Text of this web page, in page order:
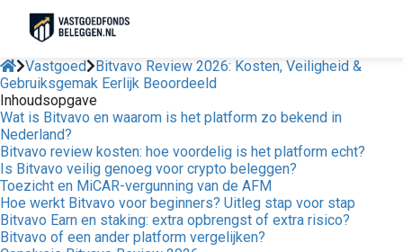
Vastgoed
Bitvavo Review 2026: Kosten, Veiligheid &
Gebruiksgemak Eerlijk Beoordeeld
Inhoudsopgave
Wat is Bitvavo en waarom is het platform zo bekend in
Nederland?
Bitvavo review kosten: hoe voordelig is het platform echt?
Is Bitvavo veilig genoeg voor crypto beleggen?
Toezicht en MiCAR-vergunning van de AFM
Hoe werkt Bitvavo voor beginners? Uitleg stap voor stap
Bitvavo Earn en staking: extra opbrengst of extra risico?
Bitvavo of een ander platform vergelijken?